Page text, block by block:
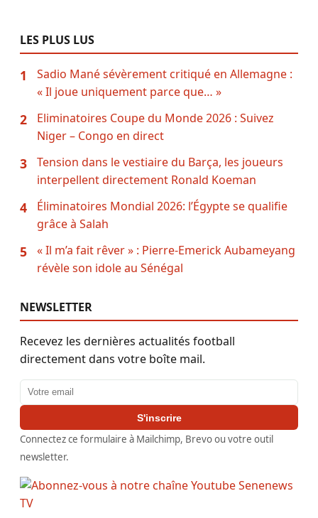
LES PLUS LUS
1
Sadio Mané sévèrement critiqué en Allemagne :
« Il joue uniquement parce que… »
2
Eliminatoires Coupe du Monde 2026 : Suivez
Niger – Congo en direct
3
Tension dans le vestiaire du Barça, les joueurs
interpellent directement Ronald Koeman
4
Éliminatoires Mondial 2026: l’Égypte se qualifie
grâce à Salah
5
« Il m’a fait rêver » : Pierre-Emerick Aubameyang
révèle son idole au Sénégal
NEWSLETTER
Recevez les dernières actualités football
directement dans votre boîte mail.
Adresse email
S'inscrire
Connectez ce formulaire à Mailchimp, Brevo ou votre outil
newsletter.